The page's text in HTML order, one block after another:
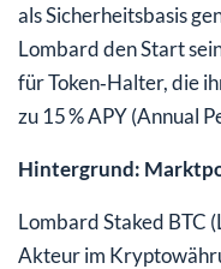
als Sicherheitsbasis
Lombard den Start
für Token‑Halter, die
zu 15 % APY (Annual
Hintergrund:
Lombard Staked BTC
Akteur im